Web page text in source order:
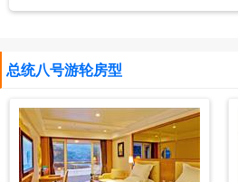
总统八号游轮房型